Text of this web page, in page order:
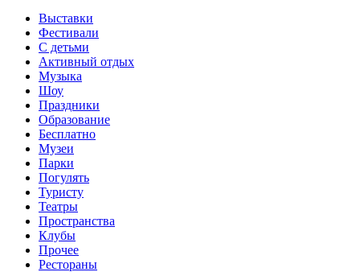
Выставки
Фестивали
С детьми
Активный отдых
Музыка
Шоу
Праздники
Образование
Бесплатно
Музеи
Парки
Погулять
Туристу
Театры
Пространства
Клубы
Прочее
Рестораны